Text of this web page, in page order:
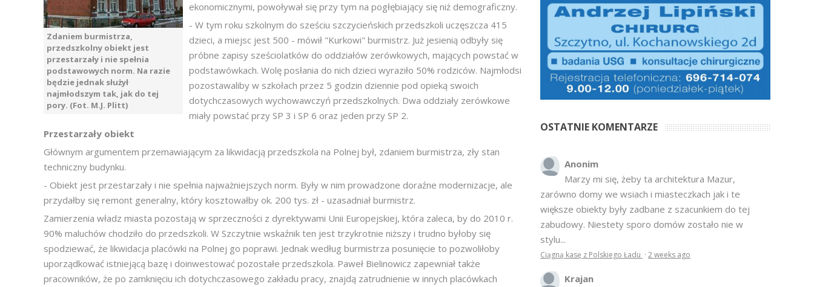
Zdaniem burmistrza,
przedszkolny obiekt jest
przestarzały i nie spełnia
podstawowych norm. Na razie
będzie jednak służył
najmłodszym tak, jak do tej
pory. (Fot. M.J. Plitt)
ekonomicznymi, powoływał się przy tym na pogłębiający się niż demograficzny.
- W tym roku szkolnym do sześciu szczycieńskich przedszkoli uczęszcza 415
dzieci, a miejsc jest 500 - mówił "Kurkowi" burmistrz. Już jesienią odbyły się
próbne zapisy sześciolatków do oddziałów zerówkowych, mających powstać w
podstawówkach. Wolę posłania do nich dzieci wyraziło 50% rodziców. Najmłodsi
pozostawaliby w szkołach przez 5 godzin dziennie pod opieką swoich
dotychczasowych wychowawczyń przedszkolnych. Dwa oddziały zerówkowe
miały powstać przy SP 3 i SP 6 oraz jeden przy SP 2.
Przestarzały obiekt
Głównym argumentem przemawiającym za likwidacją przedszkola na Polnej był, zdaniem burmistrza, zły stan
techniczny budynku.
- Obiekt jest przestarzały i nie spełnia najważniejszych norm. Były w nim prowadzone doraźne modernizacje, ale
przydałby się remont generalny, który kosztowałby ok. 200 tys. zł - uzasadniał burmistrz.
Zamierzenia władz miasta pozostają w sprzeczności z dyrektywami Unii Europejskiej, która zaleca, by do 2010 r.
90% maluchów chodziło do przedszkoli. W Szczytnie wskaźnik ten jest trzykrotnie niższy i trudno byłoby się
spodziewać, że likwidacja placówki na Polnej go poprawi. Jednak według burmistrza posunięcie to pozwoliłoby
uporządkować istniejącą bazę i doinwestować pozostałe przedszkola. Paweł Bielinowicz zapewniał także
pracowników, że po zamknięciu ich dotychczasowego zakładu pracy, znajdą zatrudnienie w innych placówkach
OSTATNIE KOMENTARZE
Anonim
Marzy mi się, żeby ta architektura Mazur,
zarówno domy we wsiach i miasteczkach jak i te
większe obiekty były zadbane z szacunkiem do tej
zabudowy. Niestety sporo domów zostało nie w
stylu...
Ciągną kasę z Polskiego Ładu · 2 weeks ago
Krajan